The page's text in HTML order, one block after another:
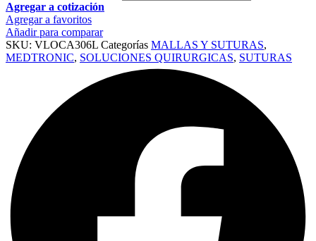
Agregar a cotización
Agregar a favoritos
Añadir para comparar
SKU: VLOCA306L Categorías MALLAS Y SUTURAS,
MEDTRONIC, SOLUCIONES QUIRURGICAS, SUTURAS